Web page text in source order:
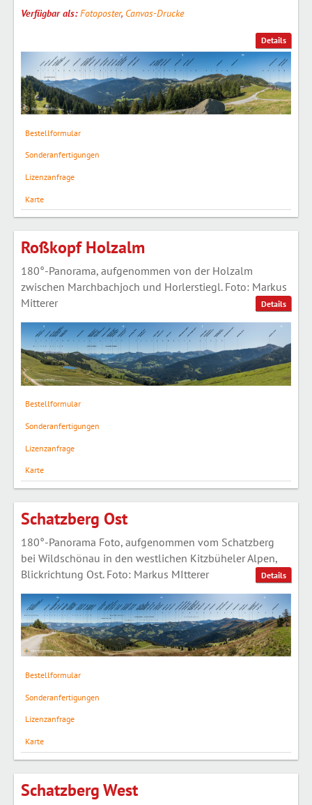
Details
Verfügbar als:Fotoposter, Canvas-Drucke
Bestellformular
Sonderanfertigungen
Lizenzanfrage
Karte
Details
Roßkopf Holzalm
180°-Panorama, aufgenommen von der Holzalm
zwischen Marchbachjoch und Horlerstiegl. Foto: Markus
Mitterer
Bestellformular
Sonderanfertigungen
Lizenzanfrage
Karte
Details
Schatzberg Ost
180°-Panorama Foto, aufgenommen vom Schatzberg
bei Wildschönau in den westlichen Kitzbüheler Alpen,
Blickrichtung Ost. Foto: Markus MItterer
Bestellformular
Sonderanfertigungen
Lizenzanfrage
Karte
Schatzberg West